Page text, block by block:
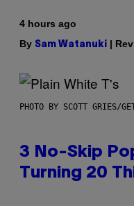
4 hours ago
By Sam Watanuki |
PHOTO BY SCOTT GRIES/
3 No-Skip
Turning 20